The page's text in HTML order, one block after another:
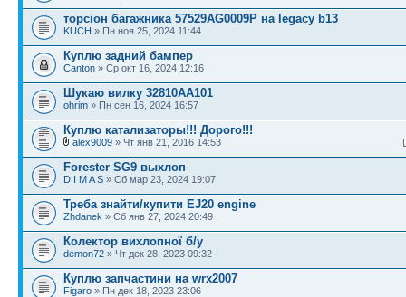
торсіон багажника 57529AG0009P на legacy b13
KUCH » Пн ноя 25, 2024 11:44
Куплю задний бампер
Canton » Ср окт 16, 2024 12:16
Шукаю вилку 32810AA101
ohrim » Пн сен 16, 2024 16:57
Куплю катализаторы!!! Дорого!!!
alex9009 » Чт янв 21, 2016 14:53
Forester SG9 выхлоп
D I M A S » Сб мар 23, 2024 19:07
Треба знайти/купити EJ20 engine
Zhdanek » Сб янв 27, 2024 20:49
Колектор вихлопної б/у
demon72 » Чт дек 28, 2023 09:32
Куплю запчастини на wrx2007
Figaro » Пн дек 18, 2023 23:06